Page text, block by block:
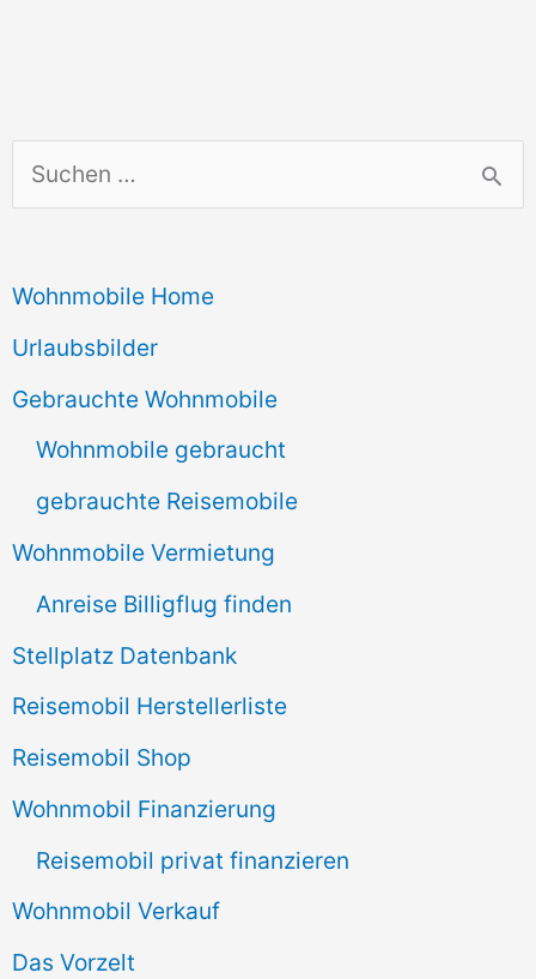
u
h
e
n
Wohnmobile Home
Urlaubsbilder
Gebrauchte Wohnmobile
Wohnmobile gebraucht
gebrauchte Reisemobile
Wohnmobile Vermietung
Anreise Billigflug finden
Stellplatz Datenbank
Reisemobil Herstellerliste
Reisemobil Shop
Wohnmobil Finanzierung
Reisemobil privat finanzieren
Wohnmobil Verkauf
Das Vorzelt